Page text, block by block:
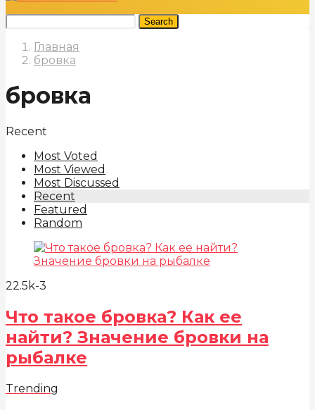
Search
Главная
бровка
бровка
Recent
Most Voted
Most Viewed
Most Discussed
Recent
Featured
Random
22.5k-3
Что такое бровка? Как ее
найти? Значение бровки на
рыбалке
Trending